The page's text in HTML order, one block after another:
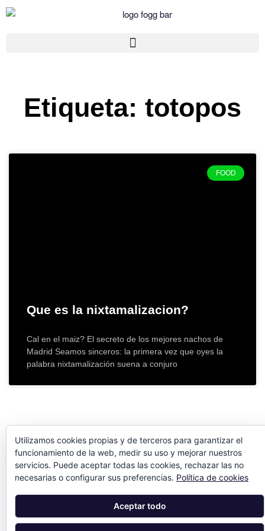
Etiqueta: totopos
FOOD
Que es la nixtamalizacion?
Cal en el maiz? El secreto de los mejores nachos de
Madrid Seamos sinceros: la primera vez que oyes la
palabra nixtamalización suena a conjuro
Utilizamos cookies propias y de terceros para garantizar el
funcionamiento de la web, medir su uso y mejorar nuestros
servicios. Puede aceptar todas las cookies, rechazar las no
necesarias o configurar sus preferencias. Política de cookies
Aceptar todo